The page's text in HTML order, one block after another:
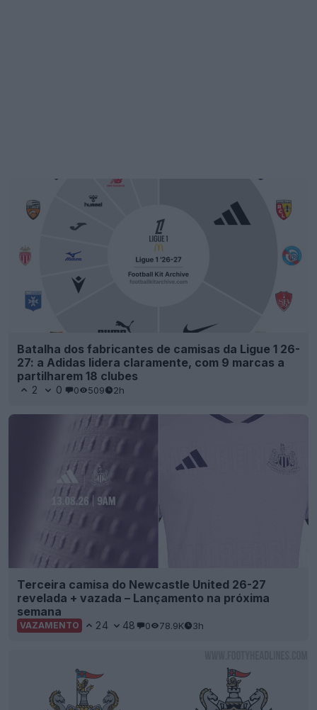
Batalha dos fabricantes de camisas da Ligue 1 26-
27: a Adidas lidera claramente, com 9 marcas a
partilharem 18 clubes
2 0 0 509 2h
Terceira camisa do Newcastle United 26-27
revelada + vazada – Lançamento na próxima
semana
VAZAMENTO 24 48 0 78.9K 3h